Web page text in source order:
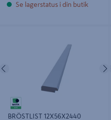
Se lagerstatus i din butik
BRÖSTLIST 12X56X2440